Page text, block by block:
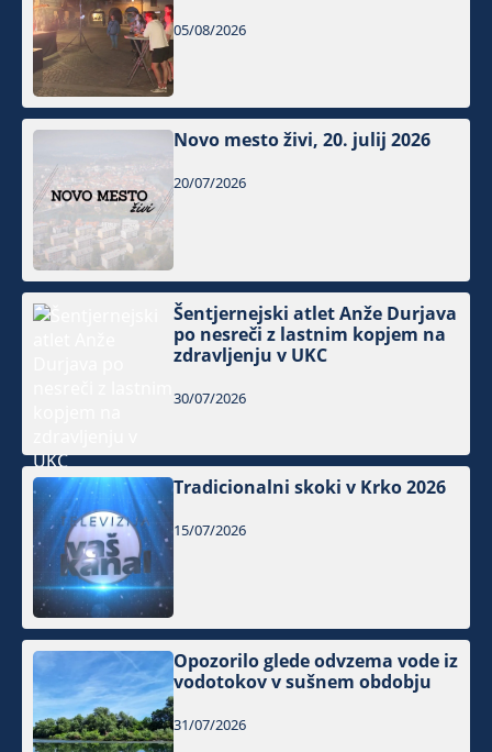
05/08/2026
Novo mesto živi, 20. julij 2026
20/07/2026
Šentjernejski atlet Anže Durjava
po nesreči z lastnim kopjem na
zdravljenju v UKC
30/07/2026
Tradicionalni skoki v Krko 2026
15/07/2026
Opozorilo glede odvzema vode iz
vodotokov v sušnem obdobju
31/07/2026